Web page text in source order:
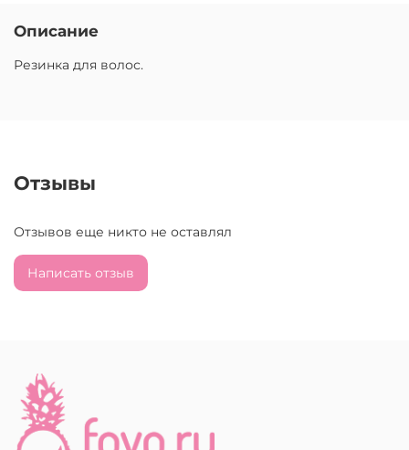
Описание
Резинка для волос.
Отзывы
Отзывов еще никто не оставлял
Написать отзыв